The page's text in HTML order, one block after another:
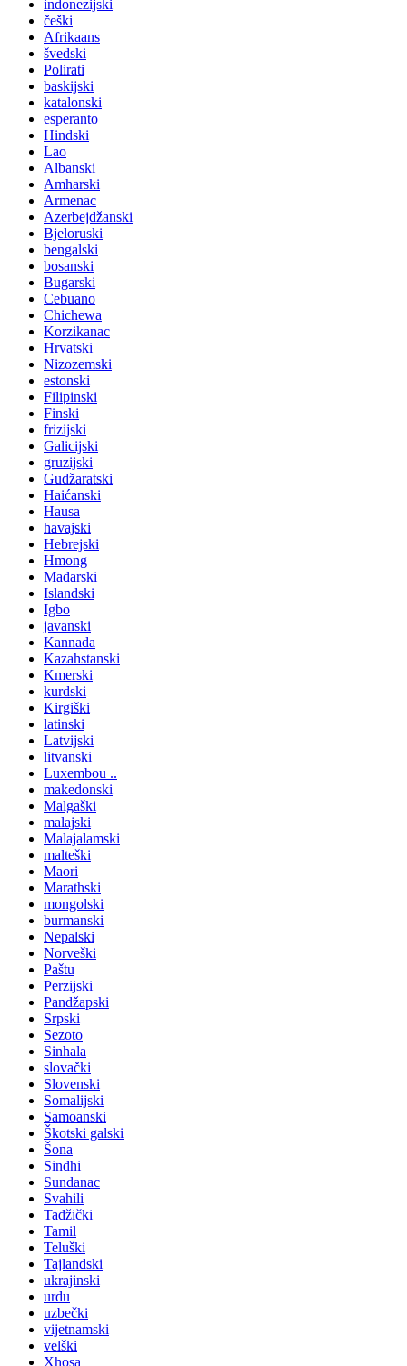
indonezijski
češki
Afrikaans
švedski
Polirati
baskijski
katalonski
esperanto
Hindski
Lao
Albanski
Amharski
Armenac
Azerbejdžanski
Bjeloruski
bengalski
bosanski
Bugarski
Cebuano
Chichewa
Korzikanac
Hrvatski
Nizozemski
estonski
Filipinski
Finski
frizijski
Galicijski
gruzijski
Gudžaratski
Haićanski
Hausa
havajski
Hebrejski
Hmong
Mađarski
Islandski
Igbo
javanski
Kannada
Kazahstanski
Kmerski
kurdski
Kirgiški
latinski
Latvijski
litvanski
Luxembou ..
makedonski
Malgaški
malajski
Malajalamski
malteški
Maori
Marathski
mongolski
burmanski
Nepalski
Norveški
Paštu
Perzijski
Pandžapski
Srpski
Sezoto
Sinhala
slovački
Slovenski
Somalijski
Samoanski
Škotski galski
Šona
Sindhi
Sundanac
Svahili
Tadžički
Tamil
Teluški
Tajlandski
ukrajinski
urdu
uzbečki
vijetnamski
velški
Xhosa